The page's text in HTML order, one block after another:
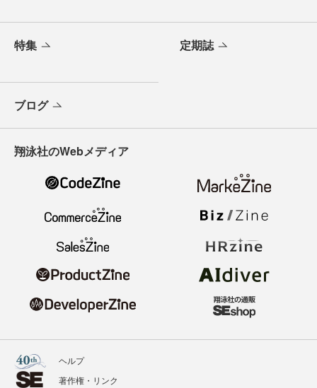
特集 定期誌
ブログ
翔泳社のWebメディア
ヘルプ
著作権・リンク